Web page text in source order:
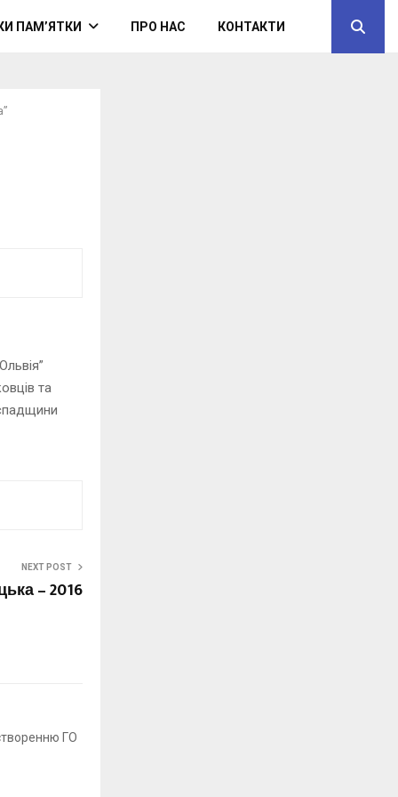
ПАМ’ЯТКИ ПРО НАС КОНТАКТИ
та
NEXT POST
– 2016
ГО